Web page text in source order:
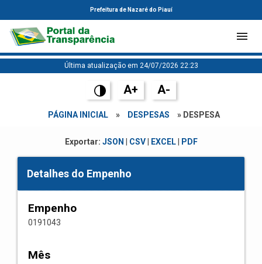
Prefeitura de Nazaré do Piauí
Última atualização em 24/07/2026 22:23
A+ A-
PÁGINA INICIAL » DESPESAS » DESPESA
Exportar: JSON CSV| EXCEL| PDF
Detalhes do Empenho
Empenho
0191043
Mês